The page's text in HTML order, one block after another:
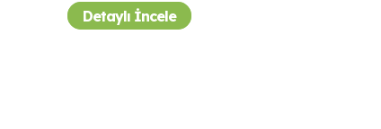
Detaylı İncele